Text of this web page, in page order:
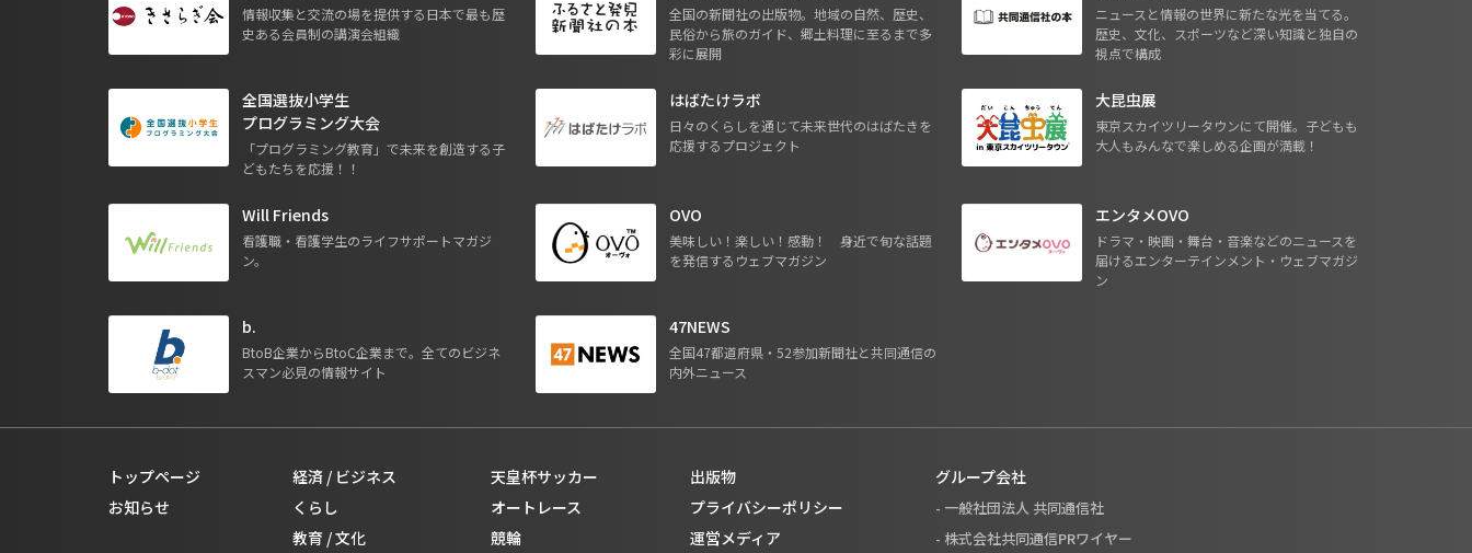
情報収集と交流の場を提供する日本で最も歴
史ある会員制の講演会組織
全国の新聞社の出版物。地域の自然、歴史、
民俗から旅のガイド、郷土料理に至るまで多
彩に展開
ニュースと情報の世界に新たな光を当てる。
歴史、文化、スポーツなど深い知識と独自の
視点で構成
全国選抜小学生
プログラミング大会
「プログラミング教育」で未来を創造する子
どもたちを応援！！
はばたけラボ
日々のくらしを通じて未来世代のはばたきを
応援するプロジェクト
大昆虫展
東京スカイツリータウンにて開催。子どもも
大人もみんなで楽しめる企画が満載！
Will Friends
看護職・看護学生のライフサポートマガジ
ン。
OVO
美味しい！楽しい！感動！ 身近で旬な話題
を発信するウェブマガジン
エンタメOVO
ドラマ・映画・舞台・音楽などのニュースを
届けるエンターテインメント・ウェブマガジ
ン
b.
BtoB企業からBtoC企業まで。全てのビジネ
スマン必見の情報サイト
47NEWS
全国47都道府県・52参加新聞社と共同通信の
内外ニュース
トップページ
お知らせ
経済 / ビジネス
くらし
教育 / 文化
天皇杯サッカー
オートレース
競輪
出版物
プライバシーポリシー
運営メディア
グループ会社
- 一般社団法人 共同通信社
- 株式会社共同通信PRワイヤー